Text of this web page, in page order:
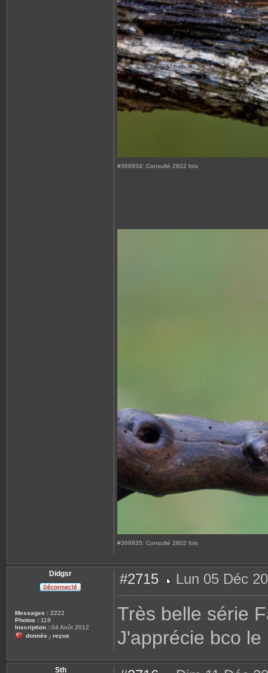
#368934: Consulté 2802 fois
#368935: Consulté 2802 fois
Didgsr
Messages : 2222
Photos : 119
Inscription : 04 Août 2012
donnés / reçus
#2715
e
a
e
Lun 05 Déc
Très belle série
J'apprécie bco
Sth